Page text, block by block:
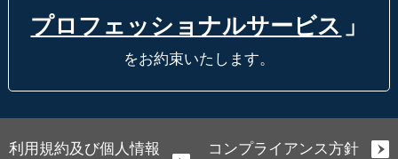
プロフェッショナルサービス 」
をお約束いたします。
利用規約及び個人情報
コンプライアンス方針